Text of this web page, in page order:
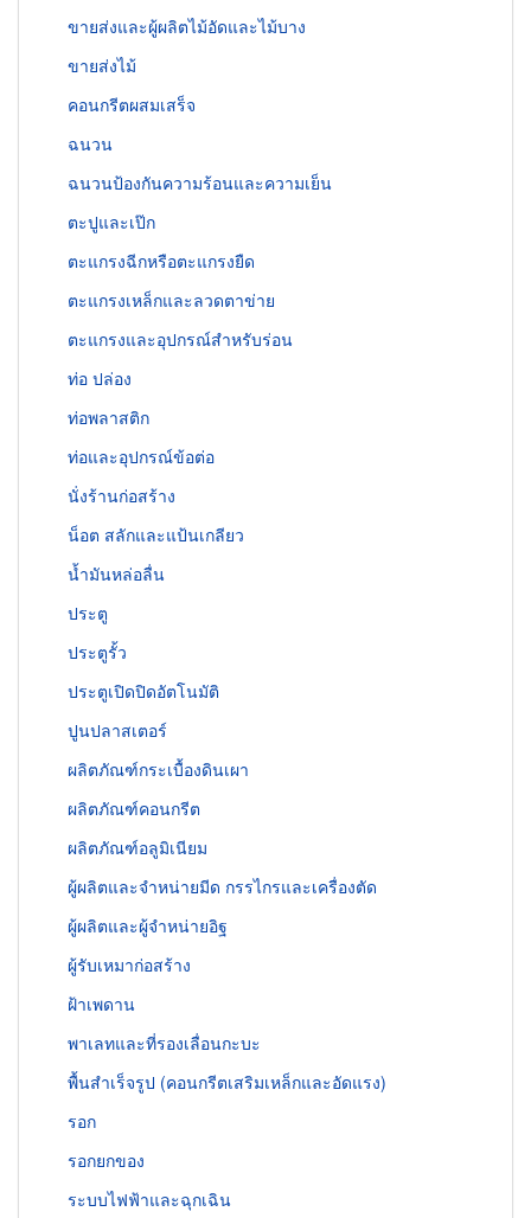
ขายส่งและผู้ผลิตไม้อัดและไม้บาง
ขายส่งไม้
คอนกรีตผสมเสร็จ
ฉนวน
ฉนวนป้องกันความร้อนและความเย็น
ตะปูและเป๊ก
ตะแกรงฉีกหรือตะแกรงยืด
ตะแกรงเหล็กและลวดตาข่าย
ตะแกรงและอุปกรณ์สำหรับร่อน
ท่อ ปล่อง
ท่อพลาสติก
ท่อและอุปกรณ์ข้อต่อ
นั่งร้านก่อสร้าง
น็อต สลักและแป้นเกลียว
น้ำมันหล่อลื่น
ประตู
ประตูรั้ว
ประตูเปิดปิดอัตโนมัติ
ปูนปลาสเตอร์
ผลิตภัณฑ์กระเบื้องดินเผา
ผลิตภัณฑ์คอนกรีต
ผลิตภัณฑ์อลูมิเนียม
ผู้ผลิตและจำหน่ายมีด กรรไกรและเครื่องตัด
ผู้ผลิตและผู้จำหน่ายอิฐ
ผู้รับเหมาก่อสร้าง
ฝ้าเพดาน
พาเลทและที่รองเลื่อนกะบะ
พื้นสำเร็จรูป (คอนกรีตเสริมเหล็กและอัดแรง)
รอก
รอกยกของ
ระบบไฟฟ้าและฉุกเฉิน